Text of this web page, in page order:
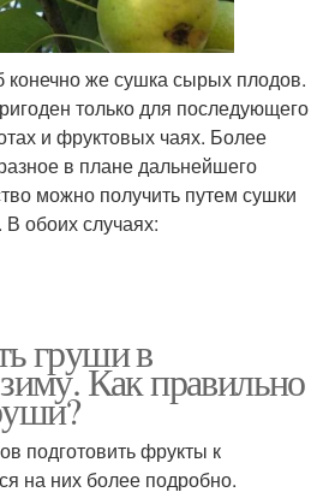
же сушка сырых плодов.
только для последующего
и фруктовых чаях. Более
в плане дальнейшего
можно получить путем сушки
обоих случаях:
груши в
Как правильно
подготовить фрукты к
на них более подробно.